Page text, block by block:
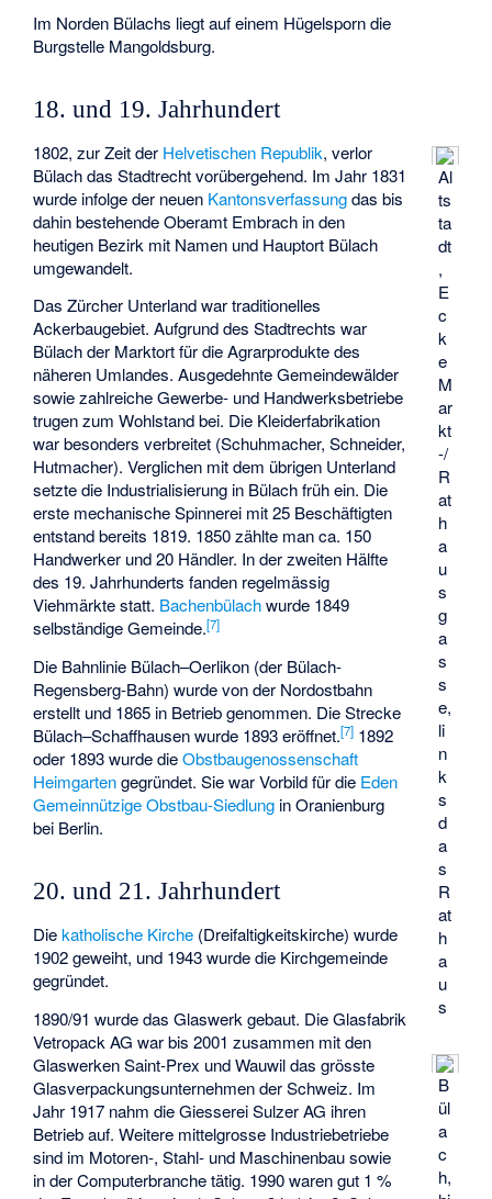
Im Norden Bülachs liegt auf einem Hügelsporn die
Burgstelle Mangoldsburg.
18. und 19. Jahrhundert
Al
ts
ta
dt
,
E
c
k
e
M
ar
kt
-/
R
at
h
a
u
s
g
a
s
s
e,
li
n
k
s
d
a
s
R
at
h
a
u
s
1802, zur Zeit der Helvetischen Republik, verlor
Bülach das Stadtrecht vorübergehend. Im Jahr 1831
wurde infolge der neuen Kantonsverfassungdas bis
dahin bestehende Oberamt Embrach in den
heutigen Bezirk mit Namen und Hauptort Bülach
umgewandelt.
Das Zürcher Unterland war traditionelles
Ackerbaugebiet. Aufgrund des Stadtrechts war
Bülach der Marktort für die Agrarprodukte des
näheren Umlandes. Ausgedehnte Gemeindewälder
sowie zahlreiche Gewerbe- und Handwerksbetriebe
trugen zum Wohlstand bei. Die Kleiderfabrikation
war besonders verbreitet (Schuhmacher, Schneider,
Hutmacher). Verglichen mit dem übrigen Unterland
setzte die Industrialisierung in Bülach früh ein. Die
erste mechanische Spinnerei mit 25 Beschäftigten
entstand bereits 1819. 1850 zählte man ca. 150
Handwerker und 20 Händler. In der zweiten Hälfte
des 19. Jahrhunderts fanden regelmässig
Viehmärkte statt. Bachenbülachwurde 1849
selbständige Gemeinde.[7]
Die Bahnlinie Bülach–Oerlikon (der Bülach-
Regensberg-Bahn) wurde von der Nordostbahn
erstellt und 1865 in Betrieb genommen. Die Strecke
Bülach–Schaffhausen wurde 1893 eröffnet.[7] 1892
oder 1893 wurde dieObstbaugenossenschaft
Heimgartengegründet. Sie war Vorbild für die Eden
Gemeinnützige Obstbau-Siedlung in Oranienburg
bei Berlin.
20. und 21. Jahrhundert
B
ül
a
c
h,
Diekatholische Kirche (Dreifaltigkeitskirche) wurde
1902 geweiht, und 1943 wurde die Kirchgemeinde
gegründet.
1890/91 wurde das Glaswerk gebaut. Die Glasfabrik
Vetropack AG war bis 2001 zusammen mit den
Glaswerken Saint-Prex und Wauwil das grösste
Glasverpackungsunternehmen der Schweiz. Im
Jahr 1917 nahm die Giesserei Sulzer AG ihren
Betrieb auf. Weitere mittelgrosse Industriebetriebe
sind im Motoren-, Stahl- und Maschinenbau sowie
in der Computerbranche tätig. 1990 waren gut 1 %